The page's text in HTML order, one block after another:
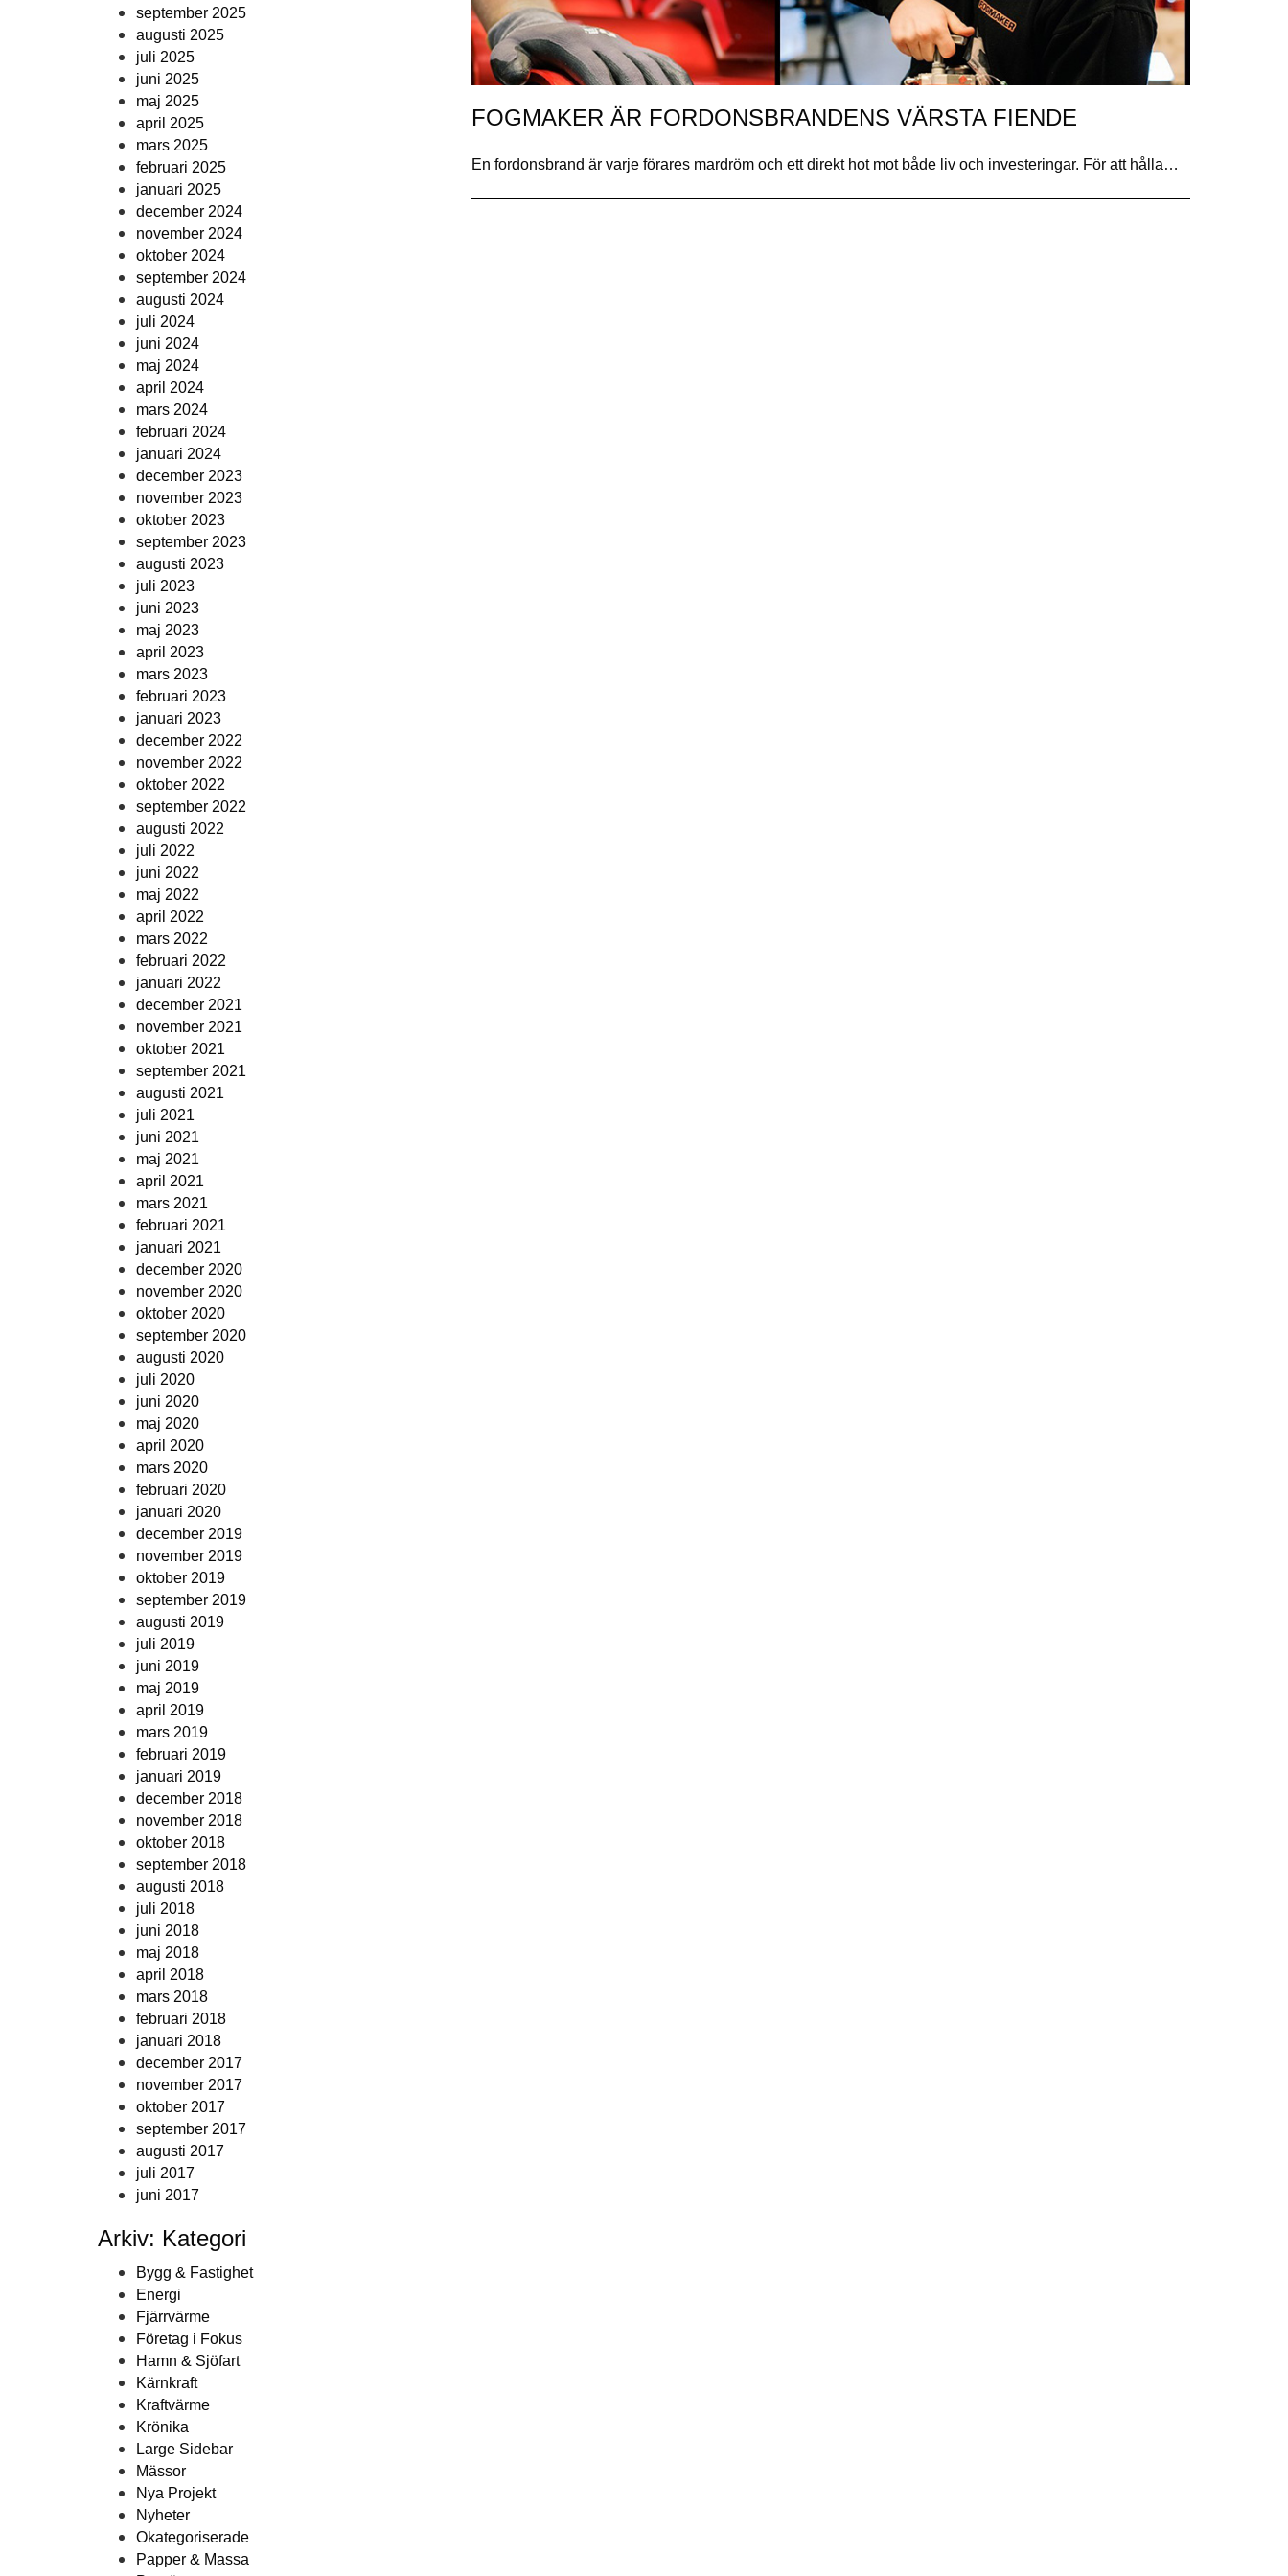
september 2025
augusti 2025
juli 2025
juni 2025
maj 2025
april 2025
mars 2025
februari 2025
januari 2025
december 2024
november 2024
oktober 2024
september 2024
augusti 2024
juli 2024
juni 2024
maj 2024
april 2024
mars 2024
februari 2024
januari 2024
december 2023
november 2023
oktober 2023
september 2023
augusti 2023
juli 2023
juni 2023
maj 2023
april 2023
mars 2023
februari 2023
januari 2023
december 2022
november 2022
oktober 2022
september 2022
augusti 2022
juli 2022
juni 2022
maj 2022
april 2022
mars 2022
februari 2022
januari 2022
december 2021
november 2021
oktober 2021
september 2021
augusti 2021
juli 2021
juni 2021
maj 2021
april 2021
mars 2021
februari 2021
januari 2021
december 2020
november 2020
oktober 2020
september 2020
augusti 2020
juli 2020
juni 2020
maj 2020
april 2020
mars 2020
februari 2020
januari 2020
december 2019
november 2019
oktober 2019
september 2019
augusti 2019
juli 2019
juni 2019
maj 2019
april 2019
mars 2019
februari 2019
januari 2019
december 2018
november 2018
oktober 2018
september 2018
augusti 2018
juli 2018
juni 2018
maj 2018
april 2018
mars 2018
februari 2018
januari 2018
december 2017
november 2017
oktober 2017
september 2017
augusti 2017
juli 2017
juni 2017
Arkiv: Kategori
Bygg & Fastighet
Energi
Fjärrvärme
Företag i Fokus
Hamn & Sjöfart
Kärnkraft
Kraftvärme
Krönika
Large Sidebar
Mässor
Nya Projekt
Nyheter
Okategoriserade
Papper & Massa
FOGMAKER ÄR FORDONSBRANDENS VÄRSTA FIENDE
En fordonsbrand är varje förares mardröm och ett direkt hot mot både liv och investeringar. För att hålla…